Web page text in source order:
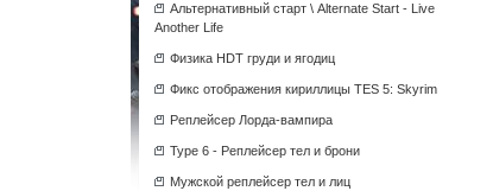
Альтернативный старт \ Alternate Start - Live
Another Life
Физика HDT груди и ягодиц
Фикс отображения кириллицы TES 5: Skyrim
Реплейсер Лорда-вампира
Type 6 - Реплейсер тел и брони
Мужской реплейсер тел и лиц